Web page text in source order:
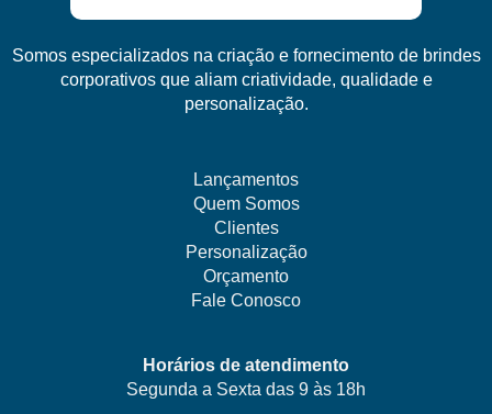
Somos especializados na criação e fornecimento de brindes
corporativos que aliam criatividade, qualidade e
personalização.
Lançamentos
Quem Somos
Clientes
Personalização
Orçamento
Fale Conosco
Horários de atendimento
Segunda a Sexta das 9 às 18h